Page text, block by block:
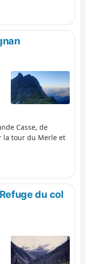
Casse, de
la tour du Merle et
du col